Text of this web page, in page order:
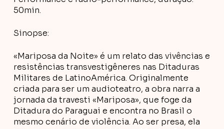
50min.
Sinopse:
«Mariposa da Noite» é um relato das vivências e
resistências transvestigêneres nas Ditaduras
Militares de LatinoAmérica. Originalmente
criada para ser um audioteatro, a obra narra a
jornada da travesti «Mariposa», que foge da
Ditadura do Paraguai e encontra no Brasil o
mesmo cenário de violência. Ao ser presa, ela